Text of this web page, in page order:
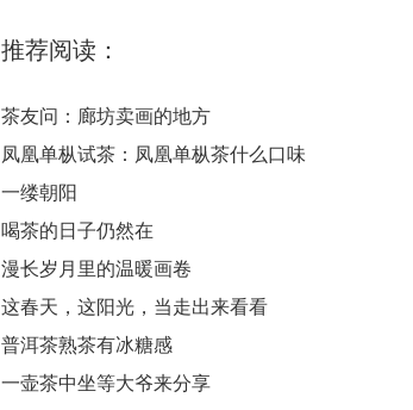
推荐阅读：
茶友问：廊坊卖画的地方
凤凰单枞试茶：凤凰单枞茶什么口味
一缕朝阳
喝茶的日子仍然在
漫长岁月里的温暖画卷
这春天，这阳光，当走出来看看
普洱茶熟茶有冰糖感
一壶茶中坐等大爷来分享